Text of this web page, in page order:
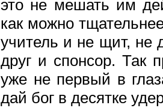
это не мешать им
как можно
учитель и не щит, не
друг и спонсор. Так
уже не первый в
дай бог в десятке